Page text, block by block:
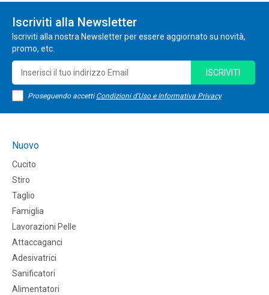
Iscriviti alla Newsletter
Iscriviti alla nostra Newsletter per essere aggiornato su novità,
promo, etc.
Proseguendo accetti Condizioni d'Uso e Informativa Privacy
ISCRIVITI
Nuovo
Cucito
Stiro
Taglio
Famiglia
Lavorazioni Pelle
Attaccaganci
Adesivatrici
Sanificatori
Alimentatori